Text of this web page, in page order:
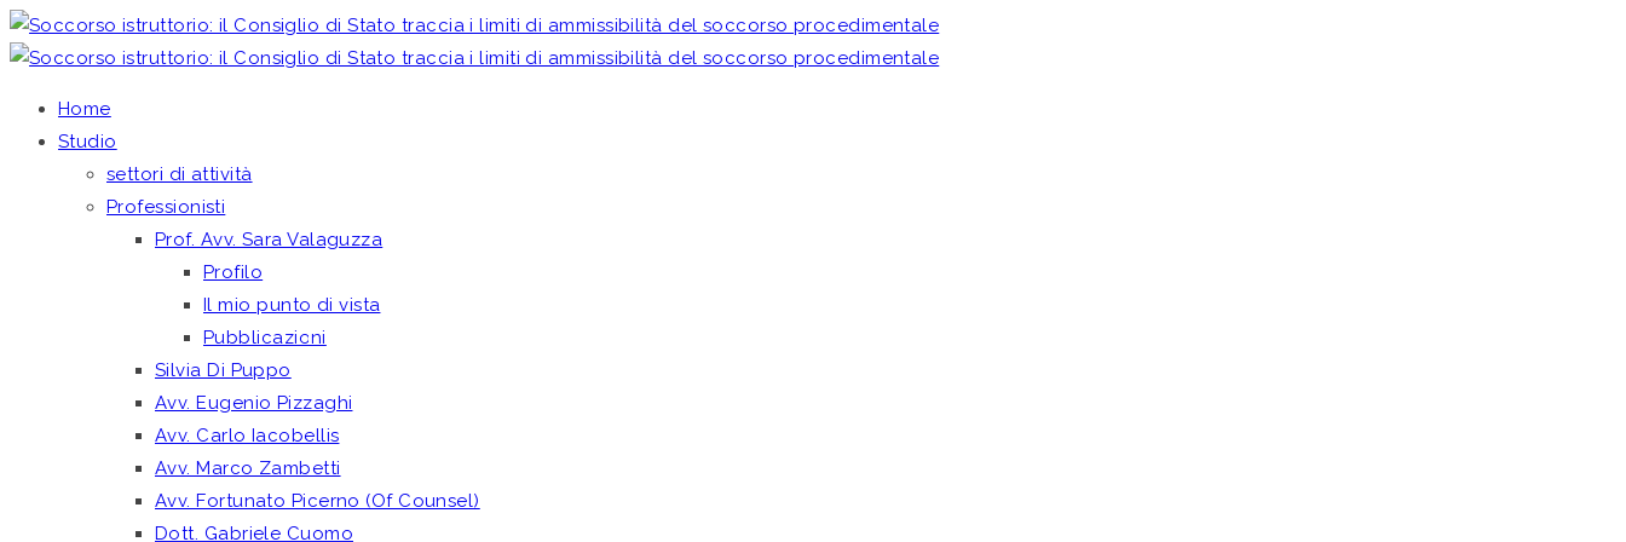
Home
Studio
settori di attività
Professionisti
Prof. Avv. Sara Valaguzza
Profilo
Il mio punto di vista
Pubblicazioni
Silvia Di Puppo
Avv. Eugenio Pizzaghi
Avv. Carlo Iacobellis
Avv. Marco Zambetti
Avv. Fortunato Picerno (Of Counsel)
Dott. Gabriele Cuomo